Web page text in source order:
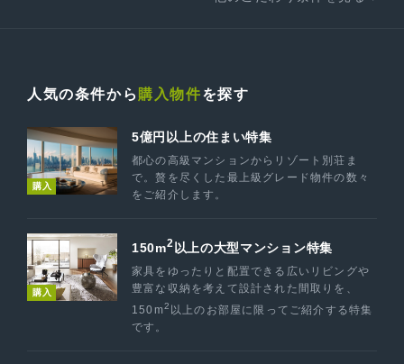
人気の条件から 購入物件を探す
購入
5億円以上の住まい特集
都心の高級マンションからリゾート別荘ま
で。贅を尽くした最上級グレード物件の数々
をご紹介します。
購入
150m2 以上の大型マンション特集
家具をゆったりと配置できる広いリビングや
豊富な収納を考えて設計された間取りを、
150m2 以上のお部屋に限ってご紹介する特集
です。